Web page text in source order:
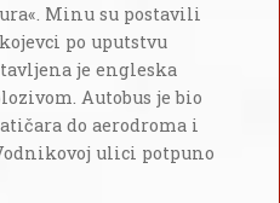
Minu su postavili
po uputstvu
je engleska
Autobus je bio
do aerodroma i
ulici potpuno